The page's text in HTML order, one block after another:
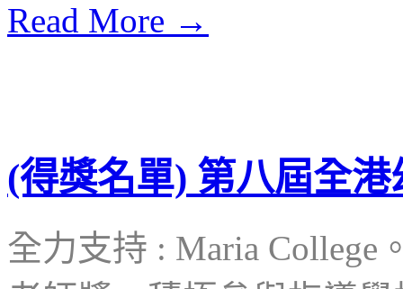
Read More →
(得獎名單) 第八屆全
全力支持 : Maria College